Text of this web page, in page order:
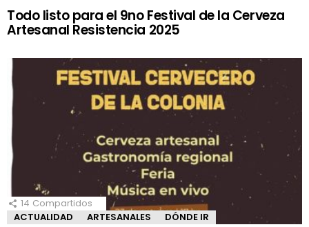
Todo listo para el 9no Festival de la Cerveza
Artesanal Resistencia 2025
14 Compartidos
ACTUALIDAD
ARTESANALES DÓNDE IR